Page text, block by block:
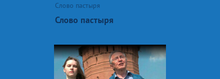
Слово пастыря
Слово пастыря